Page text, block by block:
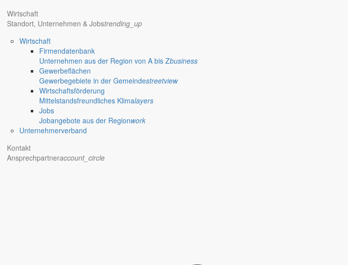
Wirtschaft
Standort, Unternehmen & Jobstrending_up
Wirtschaft
Firmendatenbank
Unternehmen aus der Region von A bis Zbusiness
Gewerbeflächen
Gewerbegebiete in der Gemeindestreetview
Wirtschaftsförderung
Mittelstandsfreundliches Klimalayers
Jobs
Jobangebote aus der Regionwork
Unternehmerverband
Kontakt
Ansprechpartneraccount_circle